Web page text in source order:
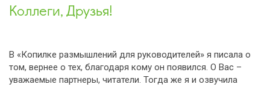
Коллеги, Друзья!
В «Копилке размышлений для руководителей» я писала о
том, вернее о тех, благодаря кому он появился. О Вас –
уважаемые партнеры, читатели. Тогда же я и озвучила